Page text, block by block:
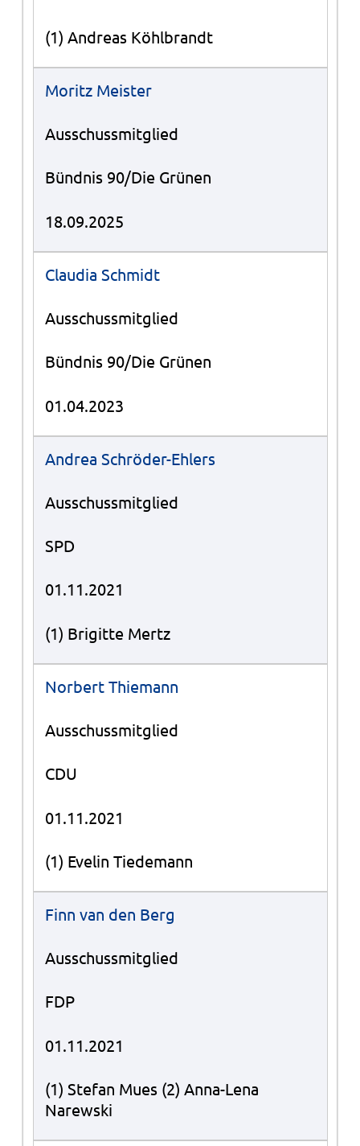
(1) Andreas Köhlbrandt
Moritz Meister
Ausschussmitglied
Bündnis 90/Die Grünen
18.09.2025
Claudia Schmidt
Ausschussmitglied
Bündnis 90/Die Grünen
01.04.2023
Andrea Schröder-Ehlers
Ausschussmitglied
SPD
01.11.2021
(1) Brigitte Mertz
Norbert Thiemann
Ausschussmitglied
CDU
01.11.2021
(1) Evelin Tiedemann
Finn van den Berg
Ausschussmitglied
FDP
01.11.2021
(1) Stefan Mues (2) Anna-Lena
Narewski